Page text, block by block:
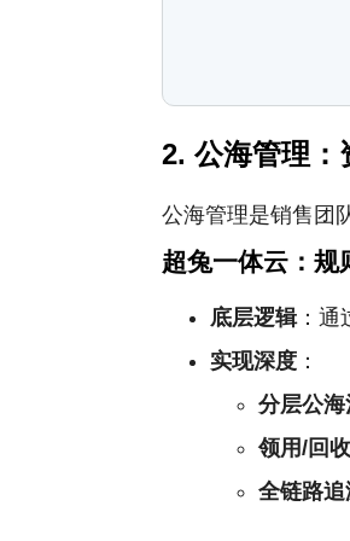
2. 公海管理：
公海管理是销售团
超兔一体云：规
底层逻辑：通
实现深度 ：
分层公海
领用/回
全链路追